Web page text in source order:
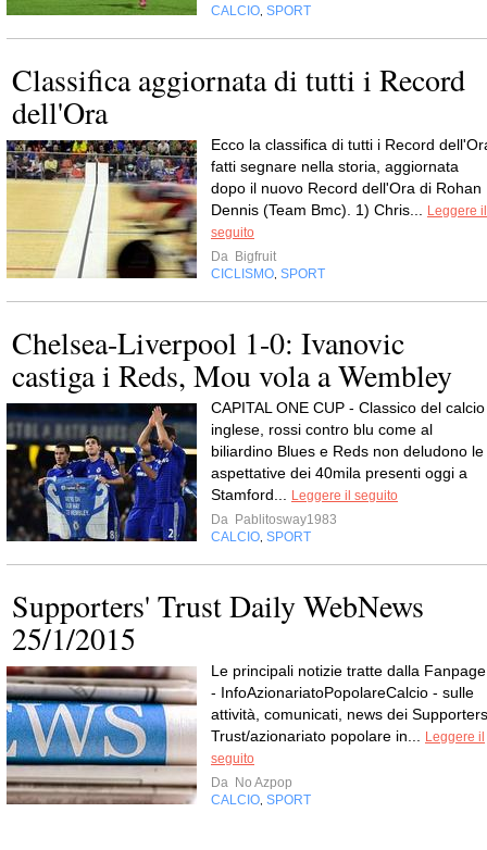
CALCIO SPORT
Classifica aggiornata di tutti i Record
dell'Ora
Ecco la classifica di tutti i Record
fatti segnare nella storia, aggiornata
dopo il nuovo Record dell'Ora di Rohan
Dennis (Team Bmc). 1) Chris...
Leggere il
seguito
Da Bigfruit
CICLISMO SPORT
Chelsea-Liverpool 1-0: Ivanovic
castiga i Reds, Mou vola a Wembley
CAPITAL ONE CUP - Classico del calcio
inglese, rossi contro blu come al
biliardino Blues e Reds non deludono le
aspettative dei 40mila presenti oggi a
Stamford...
Leggere il seguito
Da Pablitosway1983
CALCIO SPORT
Supporters' Trust Daily WebNews
25/1/2015
Le principali notizie tratte dalla Fanpage
- InfoAzionariatoPopolareCalcio - sulle
attività, comunicati, news dei
Trust/azionariato popolare in...
Leggere il
seguito
Da No Azpop
CALCIO SPORT